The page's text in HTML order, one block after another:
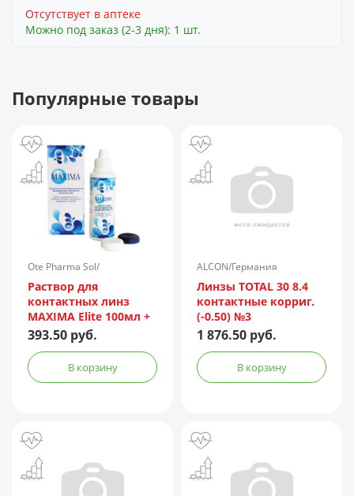
Отсутствует в аптеке
Можно под заказ (2-3 дня): 1 шт.
Популярные товары
Ote Pharma Sol/
Нидерланды
Раствор для
контактных линз
MAXIMA Elite 100мл +
контейнер
393.50 руб.
В корзину
ALCON/Германия
Линзы TOTAL 30 8.4
контактные корриг.
(-0.50) №3
1 876.50 руб.
В корзину